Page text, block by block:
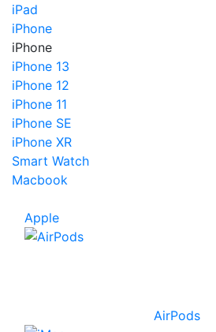
iPad
iPhone
iPhone
iPhone 13
iPhone 12
iPhone 11
iPhone SE
iPhone XR
Smart Watch
Macbook
Apple
AirPods